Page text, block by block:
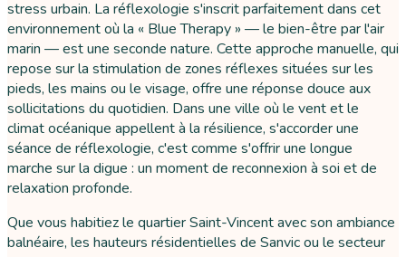
stress urbain. La réflexologie s'inscrit parfaitement dans cet
environnement où la « Blue Therapy » — le bien-être par l'air
marin — est une seconde nature. Cette approche manuelle, qui
repose sur la stimulation de zones réflexes situées sur les
pieds, les mains ou le visage, offre une réponse douce aux
sollicitations du quotidien. Dans une ville où le vent et le
climat océanique appellent à la résilience, s'accorder une
séance de réflexologie, c'est comme s'offrir une longue
marche sur la digue : un moment de reconnexion à soi et de
relaxation profonde.
Que vous habitiez le quartier Saint-Vincent avec son ambiance
balnéaire, les hauteurs résidentielles de Sanvic ou le secteur